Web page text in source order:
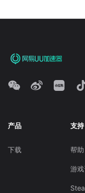
产品
下载
支持
帮助
游